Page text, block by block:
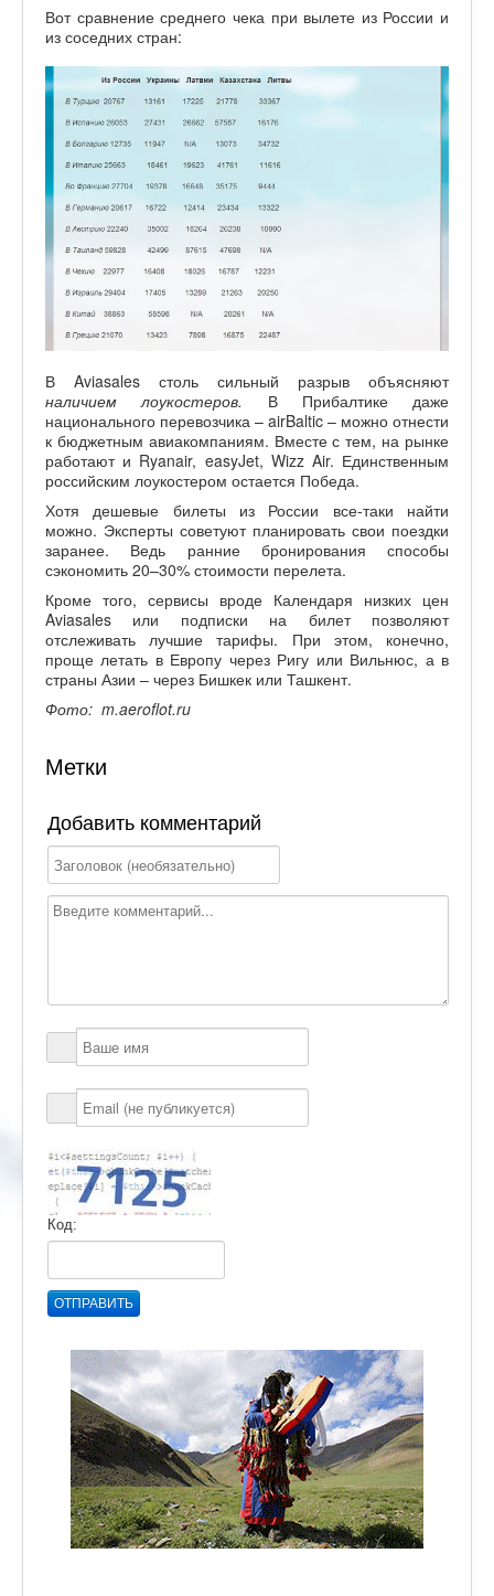
Вот сравнение среднего чека при вылете из России и
из соседних стран:
В Aviasales столь сильный разрыв объясняют
наличием лоукостеров.
В Прибалтике даже
национального перевозчика – airBaltic – можно отнести
к бюджетным авиакомпаниям. Вместе с тем, на рынке
работают и Ryanair, easyJet, Wizz Air. Единственным
российским лоукостером остается Победа.
Хотя дешевые билеты из России все-таки найти
можно. Эксперты советуют планировать свои поездки
заранее. Ведь ранние бронирования способы
сэкономить 20–30% стоимости перелета.
Кроме того, сервисы вроде Календаря низких цен
Aviasales или подписки на билет позволяют
отслеживать лучшие тарифы. При этом, конечно,
проще летать в Европу через Ригу или Вильнюс, а в
страны Азии – через Бишкек или Ташкент.
Фото: m.aeroflot.ru
Метки
Добавить комментарий
Код:
ОТПРАВИТЬ